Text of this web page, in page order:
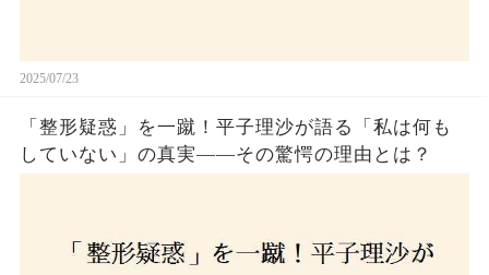
2025/07/23
「整形疑惑」を一蹴！平子理沙が語る「私は何も
していない」の真実——その驚愕の理由とは？